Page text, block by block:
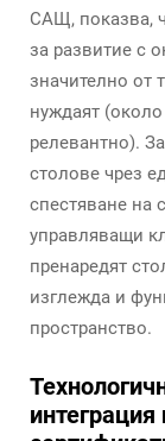
САЩ, показва,
за развитие с
значително от
нуждаят
релевантно).
столове чрез
спестяване на
управляващи
пренаредят
изглежда и
пространство.